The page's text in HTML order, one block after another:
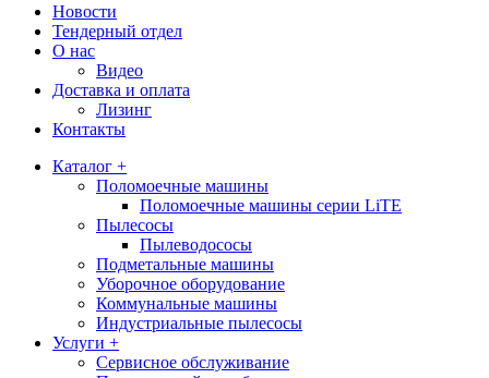
Новости
Тендерный отдел
О нас
Видео
Доставка и оплата
Лизинг
Контакты
Каталог +
Поломоечные машины
Поломоечные машины серии LiTE
Пылесосы
Пылеводососы
Подметальные машины
Уборочное оборудование
Коммунальные машины
Индустриальные пылесосы
Услуги +
Сервисное обслуживание